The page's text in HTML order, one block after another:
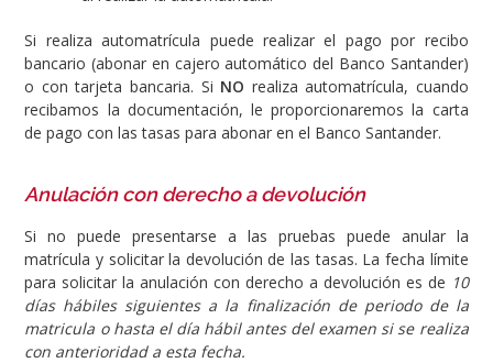
Si realiza automatrícula puede realizar el pago por recibo
bancario (abonar en cajero automático del Banco Santander)
o con tarjeta bancaria. Si NO realiza automatrícula, cuando
recibamos la documentación, le proporcionaremos la carta
de pago con las tasas para abonar en el Banco Santander.
Anulación con derecho a devolución
Si no puede presentarse a las pruebas puede anular la
matrícula y solicitar la devolución de las tasas. La fecha límite
para solicitar la anulación con derecho a devolución es de 10
días hábiles siguientes a la finalización de periodo de la
matricula o hasta el día hábil antes del examen si se realiza
con anterioridad a esta fecha.